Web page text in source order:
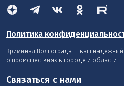
Политика
Криминал Волгограда — ваш надежный
о происшествиях в городе и области.
Связаться с нами